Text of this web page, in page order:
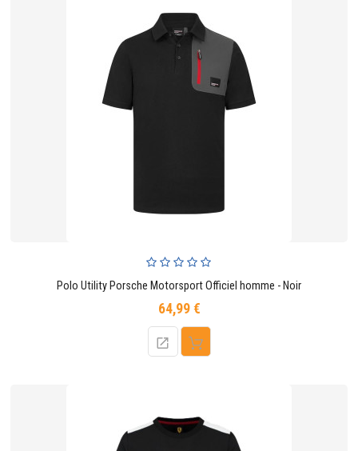
Polo Utility Porsche Motorsport Officiel homme - Noir
64,99 €Prix